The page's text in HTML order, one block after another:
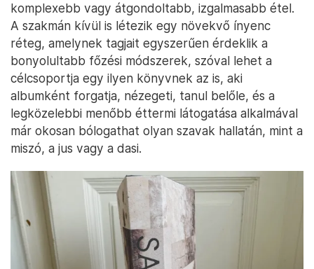
komplexebb vagy átgondoltabb, izgalmasabb étel.
A szakmán kívül is létezik egy növekvő ínyenc
réteg, amelynek tagjait egyszerűen érdeklik a
bonyolultabb főzési módszerek, szóval lehet a
célcsoportja egy ilyen könyvnek az is, aki
albumként forgatja, nézegeti, tanul belőle, és a
legközelebbi menőbb éttermi látogatása alkalmával
már okosan bólogathat olyan szavak hallatán, mint a
miszó, a jus vagy a dasi.